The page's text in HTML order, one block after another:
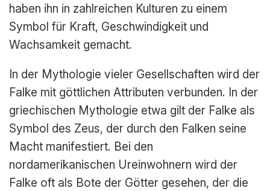
haben ihn in zahlreichen Kulturen zu einem
Symbol für Kraft, Geschwindigkeit und
Wachsamkeit gemacht.
In der Mythologie vieler Gesellschaften wird der
Falke mit göttlichen Attributen verbunden. In der
griechischen Mythologie etwa gilt der Falke als
Symbol des Zeus, der durch den Falken seine
Macht manifestiert. Bei den
nordamerikanischen Ureinwohnern wird der
Falke oft als Bote der Götter gesehen, der die